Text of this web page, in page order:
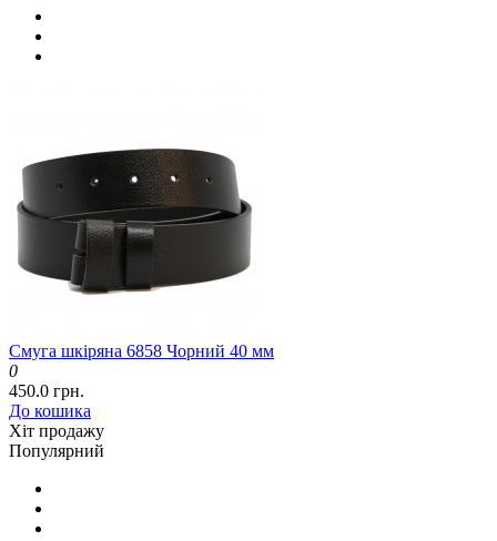
Смуга шкіряна 6858 Чорний 40 мм
0
450.0 грн.
До кошика
Хіт продажу
Популярний